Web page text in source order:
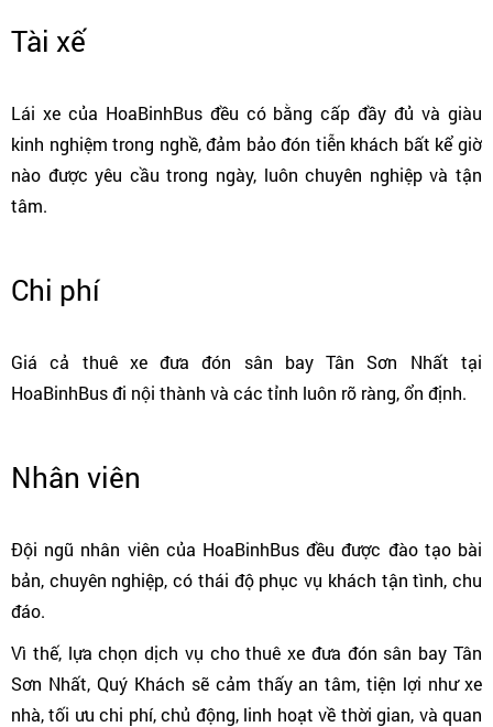
Tài xế
Lái xe của HoaBinhBus đều có bằng cấp đầy đủ và giàu
kinh nghiệm trong nghề, đảm bảo đón tiễn khách bất kể giờ
nào được yêu cầu trong ngày, luôn chuyên nghiệp và tận
tâm.
Chi phí
Giá cả thuê xe đưa đón sân bay Tân Sơn Nhất tại
HoaBinhBus đi nội thành và các tỉnh luôn rõ ràng, ổn định.
Nhân viên
Đội ngũ nhân viên của HoaBinhBus đều được đào tạo bài
bản, chuyên nghiệp, có thái độ phục vụ khách tận tình, chu
đáo.
Vì thế, lựa chọn dịch vụ cho thuê xe đưa đón sân bay Tân
Sơn Nhất, Quý Khách sẽ cảm thấy an tâm, tiện lợi như xe
nhà, tối ưu chi phí, chủ động, linh hoạt về thời gian, và quan